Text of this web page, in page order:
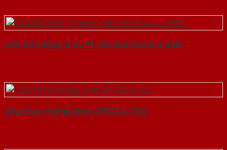
Cửa Gỗ Chống Cháy P1 cho khach san-a-SGD
Cửa Thép Chống Cháy 2P1G2-a-SGD